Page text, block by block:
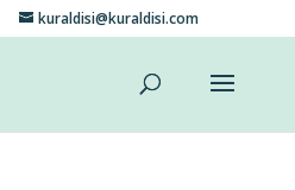
kuraldisi@kuraldisi.com